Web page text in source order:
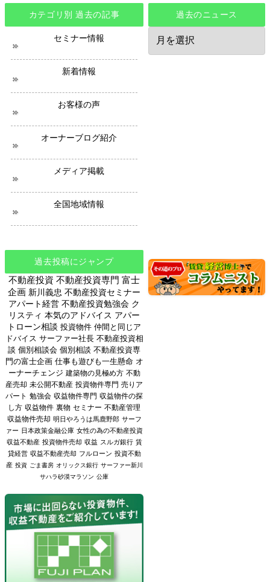
カテゴリ別 過去の記事
セミナー情報
新着情報
お客様の声
オーナーブログ紹介
メディア掲載
全国地域情報
過去のニュース
過
の
過去投稿にジャンプ
不動産投資 不動産投資専門 富士
企画 新川義忠 不動産投資セミナー
アパート経営 不動産投資勉強会 ク
リスティ 本気のアドバイス アパー
トローン相談 投資物件 仲間と同じア
ドバイス サーファー社長 不動産投資相
談 個別相談会 個別相談 不動産投資専
門の富士企画 仕事も遊びも一生懸命 オ
ーナーチェンジ 建築物の見極め方 不動
産売却 未公開不動産 投資物件専門 売りア
パート 勉強会 収益物件専門 収益物件の探
し方 収益物件 裏物 セミナー 不動産管理
収益物件売却 明日やろうは馬鹿野郎 サーフ
ァー 日本政策金融公庫 女性の為の不動産投資
収益不動産 投資物件売却 収益 スルガ銀行 賃
貸経営 収益不動産売却 フルローン 投資不動
産 投資 ごま書房 オリックス銀行 サーファー新川
サハラ砂漠マラソン 公庫